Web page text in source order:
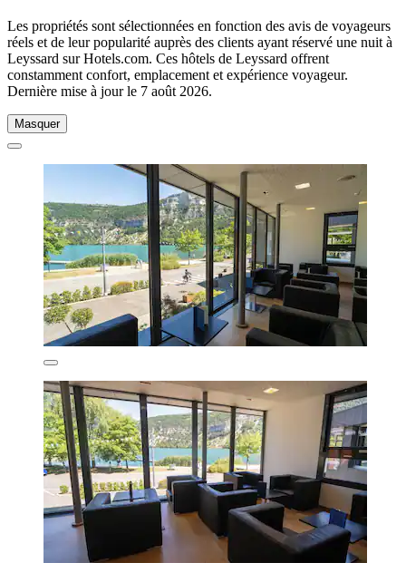
Les propriétés sont sélectionnées en fonction des avis de voyageurs
réels et de leur popularité auprès des clients ayant réservé une nuit à
Leyssard sur Hotels.com. Ces hôtels de Leyssard offrent
constamment confort, emplacement et expérience voyageur.
Dernière mise à jour le 7 août 2026.
Masquer